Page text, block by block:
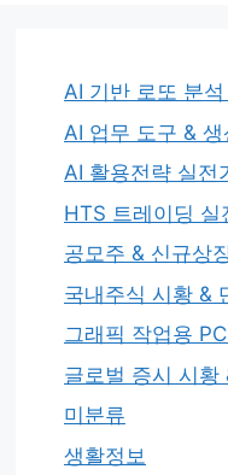
AI 기반 로또 분
AI 업무 도구 &
AI 활용전략 실전
HTS 트레이딩 실
공모주 & 신규상
국내주식 시황 &
그래픽 작업용
글로벌 증시 시황
미분류
생활정보